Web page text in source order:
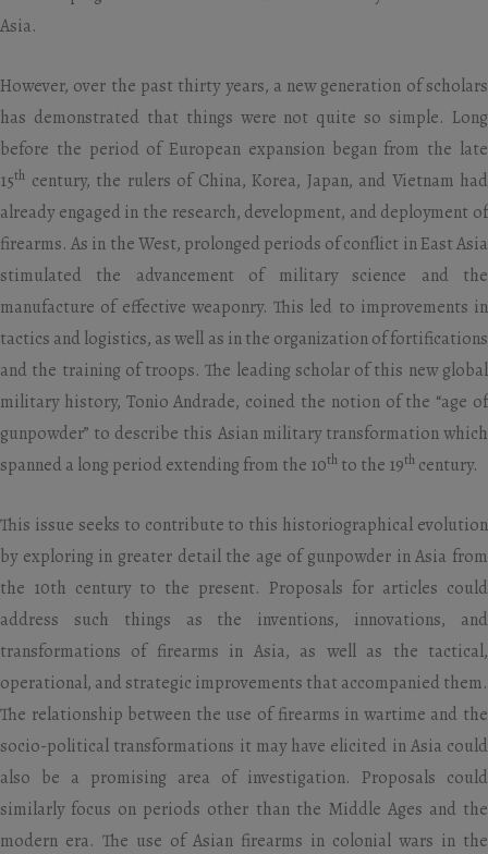
Asia.
However, over the past thirty years, a new generation of scholars
has demonstrated that things were not quite so simple. Long
before the period of European expansion began from the late
15th century, the rulers of China, Korea, Japan, and Vietnam had
already engaged in the research, development, and deployment of
firearms. As in the West, prolonged periods of conflict in East Asia
stimulated the advancement of military science and the
manufacture of effective weaponry. This led to improvements in
tactics and logistics, as well as in the organization of fortifications
and the training of troops. The leading scholar of this new global
military history, Tonio Andrade, coined the notion of the “age of
gunpowder” to describe this Asian military transformation which
spanned a long period extending from the 10th to the 19th century.
This issue seeks to contribute to this historiographical evolution
by exploring in greater detail the age of gunpowder in Asia from
the 10th century to the present. Proposals for articles could
address such things as the inventions, innovations, and
transformations of firearms in Asia, as well as the tactical,
operational, and strategic improvements that accompanied them.
The relationship between the use of firearms in wartime and the
socio-political transformations it may have elicited in Asia could
also be a promising area of investigation. Proposals could
similarly focus on periods other than the Middle Ages and the
modern era. The use of Asian firearms in colonial wars in the